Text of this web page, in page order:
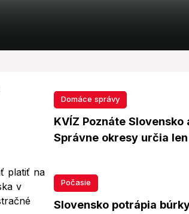
Domáce správy
KVÍZ Poznáte Slovensko
Správne okresy určia
Počasie
Slovensko potrápia